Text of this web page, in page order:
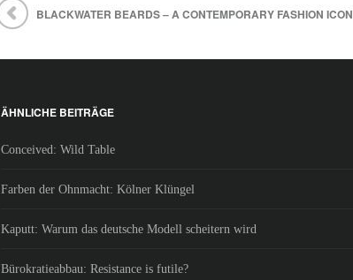
BLACKWATER BEARDS – A CONTEMPORARY FASHION ICON
ÄHNLICHE BEITRÄGE
Conceived: Wild Table
Farben der Ohnmacht: Kölner Klüngel
Kaputt: Warum das deutsche Modell scheitern wird
Bürokratieabbau: Resistance is futile?